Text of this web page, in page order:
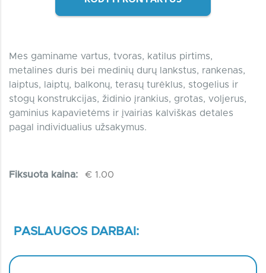
Mes gaminame vartus, tvoras, katilus pirtims,
metalines duris bei medinių durų lankstus, rankenas,
laiptus, laiptų, balkonų, terasų turėklus, stogelius ir
stogų konstrukcijas, židinio įrankius, grotas, voljerus,
gaminius kapavietėms ir įvairias kalviškas detales
pagal individualius užsakymus.
Fiksuota kaina: € 1.00
PASLAUGOS DARBAI: